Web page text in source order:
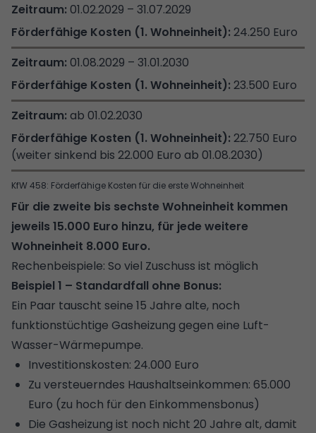
KfW 458: Förderfähige Kosten für die erste Wohneinheit
01.02.2029 – 31.07.2029
24.250 Euro
01.08.2029 – 31.01.2030
23.500 Euro
ab 01.02.2030
22.750 Euro
(weiter sinkend bis 22.000 Euro ab 01.08.2030)
Für die zweite bis sechste Wohneinheit kommen
jeweils 15.000 Euro hinzu, für jede weitere
Wohneinheit 8.000 Euro.
Rechenbeispiele: So viel Zuschuss ist möglich
Beispiel 1 – Standardfall ohne Bonus:
Ein Paar tauscht seine 15 Jahre alte, noch
funktionstüchtige Gasheizung gegen eine Luft-
Wasser-Wärmepumpe.
Investitionskosten: 24.000 Euro
Zu versteuerndes Haushaltseinkommen: 65.000
Euro (zu hoch für den Einkommensbonus)
Die Gasheizung ist noch nicht 20 Jahre alt, damit